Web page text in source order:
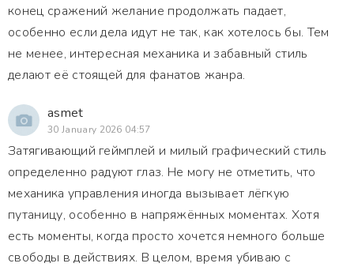
конец сражений желание продолжать падает,
особенно если дела идут не так, как хотелось бы. Тем
не менее, интересная механика и забавный стиль
делают её стоящей для фанатов жанра.
asmet
30 January 2026 04:57
Затягивающий геймплей и милый графический стиль
определенно радуют глаз. Не могу не отметить, что
механика управления иногда вызывает лёгкую
путаницу, особенно в напряжённых моментах. Хотя
есть моменты, когда просто хочется немного больше
свободы в действиях. В целом, время убиваю с